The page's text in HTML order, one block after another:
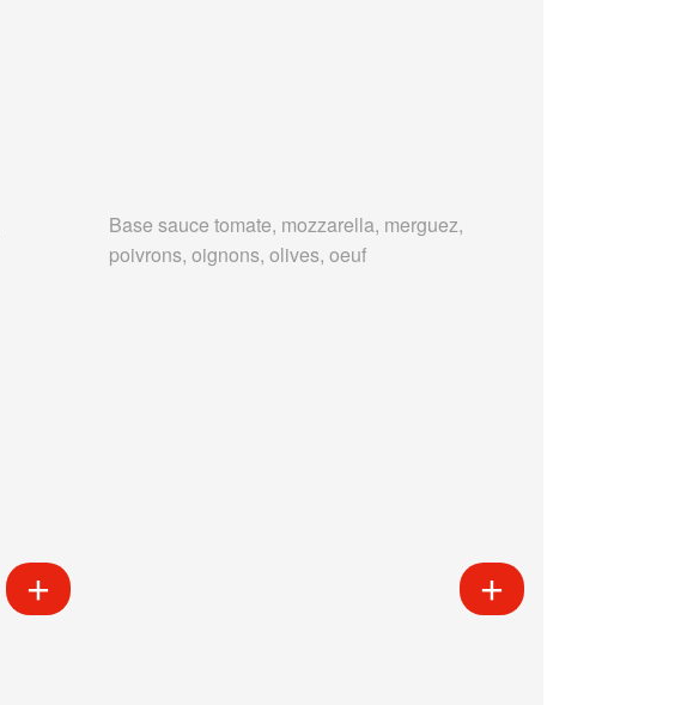
Base sauce tomate, mozzarella, merguez,
poivrons, oignons, olives, oeuf